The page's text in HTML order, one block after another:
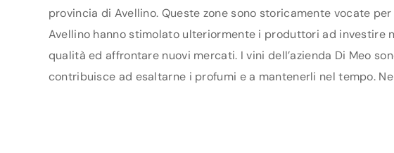
provincia di Avellino. Queste zone sono storicamente vocate
Avellino hanno stimolato ulteriormente i produttori ad
qualità ed affrontare nuovi mercati. I vini dell’azienda Di Meo
contribuisce ad esaltarne i profumi e a mantenerli nel tempo.